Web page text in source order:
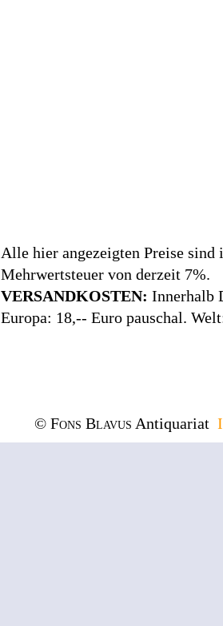
Alle hier angezeigten Preise
Mehrwertsteuer von derzeit 7%.
VERSANDKOSTEN: Innerhalb
Europa: 18,-- Euro pauschal.
© Fons Blavus Antiquariat